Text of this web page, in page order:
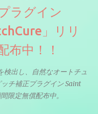
ラグイン
」リリ
布中！！
検出し、自然なオートチュ
チ補正プラグイン Saint
限定無償配布中。